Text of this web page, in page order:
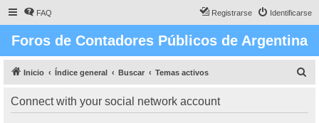
FAQ Identificarse
Registrarse
Foros de Contadores Públicos de Argentina
Inicio Índice general Buscar Temas activos
Connect with your social network account